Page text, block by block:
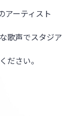
アーティスト
歌声でスタジア
ださい。